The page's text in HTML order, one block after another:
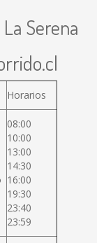
Serena
Horarios
08:00
10:00
13:00
14:30
16:00
19:30
23:40
23:59